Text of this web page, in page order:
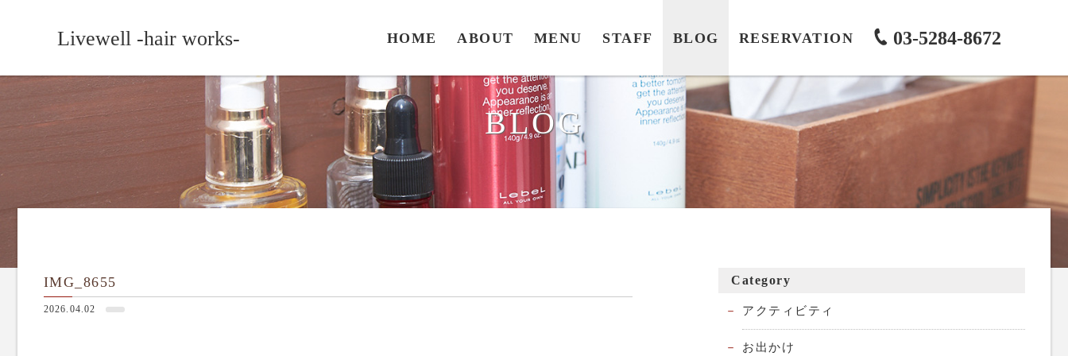
Livewell -hair works- HOME ABOUT MENU STAFF BLOG RESERVATION 03-5284-8672
BLOG
IMG_8655
2026.04.02
Category
アクティビティ
お出かけ